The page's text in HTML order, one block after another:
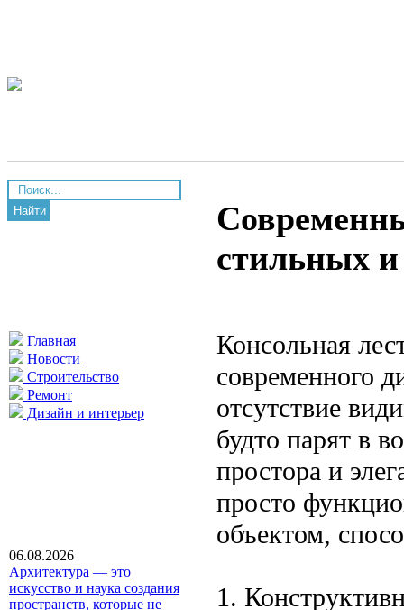
Найти
Главная
Новости
Строительство
Ремонт
Дизайн и интерьер
06.08.2026
Архитектура — это
искусство и наука создания
пространств, которые не
стильных и
Консольная
современного
отсутствие
будто парят в
простора и
просто
объектом,
1.